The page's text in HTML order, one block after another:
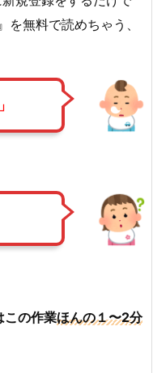
を無料で読めちゃう、
この作業ほんの１〜2分